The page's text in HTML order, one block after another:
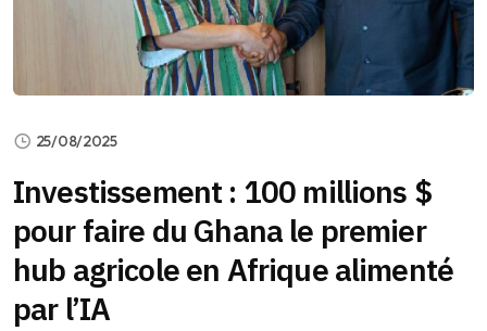
25/08/2025
Investissement : 100 millions $
pour faire du Ghana le premier
hub agricole en Afrique alimenté
par l’IA